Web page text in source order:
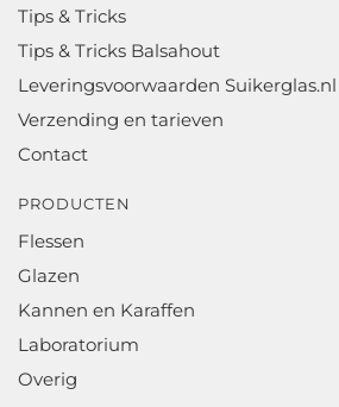
Tips & Tricks
Tips & Tricks Balsahout
Leveringsvoorwaarden Suikerglas.nl
Verzending en tarieven
Contact
PRODUCTEN
Flessen
Glazen
Kannen en Karaffen
Laboratorium
Overig